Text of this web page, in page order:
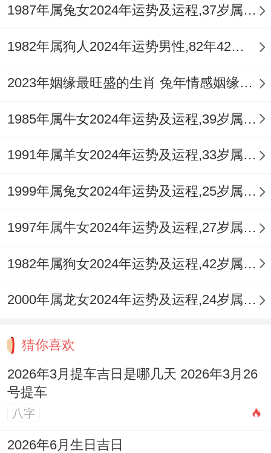
1987年属兔女2024年运势及运程,37岁属兔人2024全年每月运势女性如何
1982年属狗人2024年运势男性,82年42岁属狗男2024年每月运程怎么样
2023年姻缘最旺盛的生肖 兔年情感姻缘运比较旺的属相
1985年属牛女2024年运势及运程,39岁属牛人2024全年每月运势女性如何
1991年属羊女2024年运势及运程,33岁属羊人2024全年每月运势女性如何
1999年属兔女2024年运势及运程,25岁属兔人2024全年每月运势女性如何
1997年属牛女2024年运势及运程,27岁属牛人2024全年每月运势女性如何
1982年属狗女2024年运势及运程,42岁属狗人2024全年每月运势女性如何
2000年属龙女2024年运势及运程,24岁属龙人2024全年每月运势女性如何
猜你喜欢
2026年3月提车吉日是哪几天 2026年3月26
号提车
八字
2026年6月生日吉日